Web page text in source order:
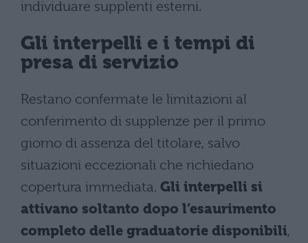
individuare supplenti esterni.
Gli interpelli e i tempi di
presa di servizio
Restano confermate le limitazioni al
conferimento di supplenze per il primo
giorno di assenza del titolare, salvo
situazioni eccezionali che richiedano
copertura immediata. Gli interpelli si
attivano soltanto dopo l’esaurimento
completo delle graduatorie disponibili,